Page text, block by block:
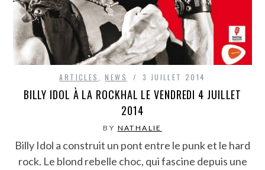
ARTICLES ,NEWS 3 JUILLET 2014
BILLY IDOL À LA ROCKHAL LE VENDREDI 4 JUILLET
2014
BY NATHALIE
Billy Idol a construit un pont entre le punk et le hard
rock. Le blond rebelle choc, qui fascine depuis une